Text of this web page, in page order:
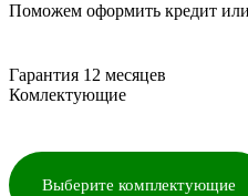
Поможем оформить кредит
Гарантия 12 месяцев
Комлектующие
Выберите комплектующие